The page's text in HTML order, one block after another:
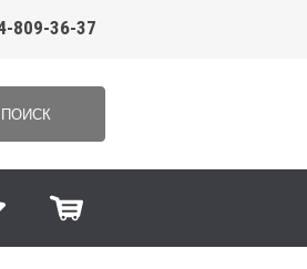
809-36-37
ПОИСК